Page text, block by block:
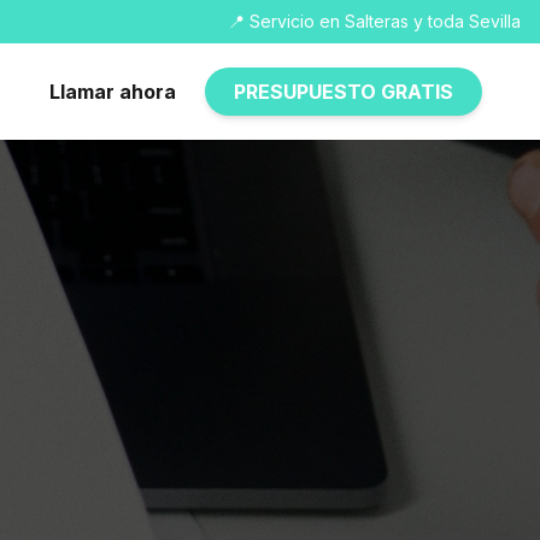
📍 Servicio en Salteras y toda Sevilla
Llamar ahora PRESUPUESTO GRATIS